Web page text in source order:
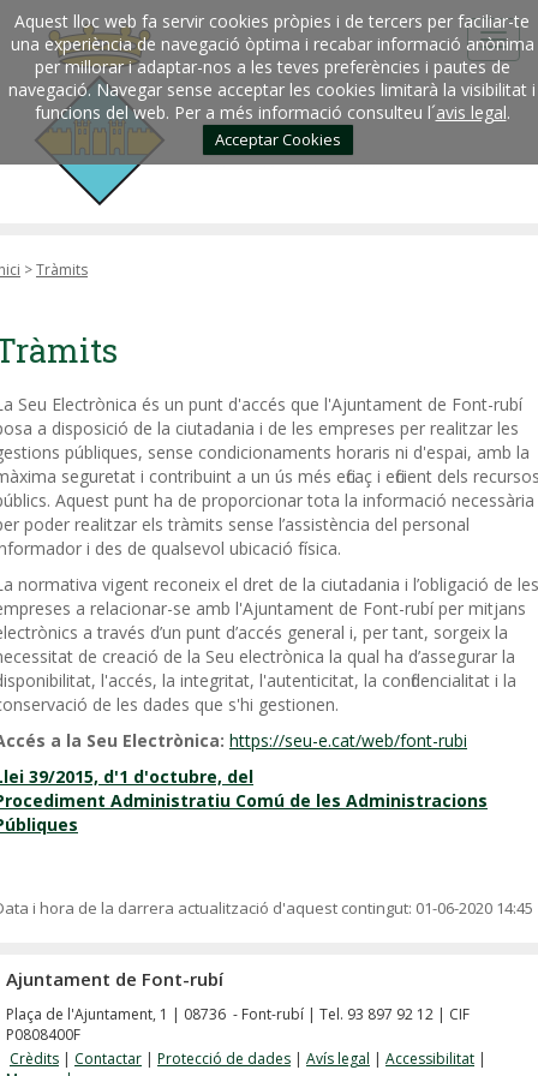
Aquest lloc web fa servir cookies pròpies i de tercers per faciliar-te
una experiència de navegació òptima i recabar informació anònima
per millorar i adaptar-nos a les teves preferències i pautes de
navegació. Navegar sense acceptar les cookies limitarà la visibilitat i
funcions del web. Per a més informació consulteu l´avis legal.
Acceptar Cookies
>Tràmits
Seu Electrònica és un punt d'accés que l'Ajuntament de Font-rubí
a disposició de la ciutadania i de les empreses per realitzar les
públiques, sense condicionaments horaris ni d'espai, amb la
seguretat i contribuint a un ús més eficaç i eficient dels
Aquest punt ha de proporcionar tota la informació necessària
poder realitzar els tràmits sense l’assistència del personal
i des de qualsevol ubicació física.
normativa vigent reconeix el dret de la ciutadania i l’obligació de les
a relacionar-se amb l'Ajuntament de Font-rubí per mitjans
a través d’un punt d’accés general i, per tant, sorgeix la
de creació de la Seu electrònica la qual ha d’assegurar la
l'accés, la integritat, l'autenticitat, la confidencialitat i la
de les dades que s'hi gestionen.
a la Seu Electrònica: https://seu-e.cat/web/font-rubi
39/2015, d'1 d'octubre, del
Administratiu Comú de les Administracions
i hora de la darrera actualització d'aquest contingut: 01-06-2020 14:45
Ajuntament de Font-rubí
Plaça de l'Ajuntament, 1 | 08736 - Font-rubí | Tel. 93 897 92 12 | CIF
P0808400F
Crèdits | Contactar | Protecció de dades | Avís legal | Accessibilitat |